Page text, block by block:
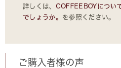
詳しくは、 COFFEEBOYについ
でしょうか。 を参照ください。
ご購入者様の声